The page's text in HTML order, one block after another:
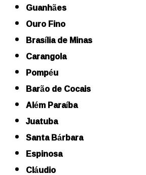
Guanhães
Ouro Fino
Brasília de Minas
Carangola
Pompéu
Barão de Cocais
Além Paraíba
Juatuba
Santa Bárbara
Espinosa
Cláudio